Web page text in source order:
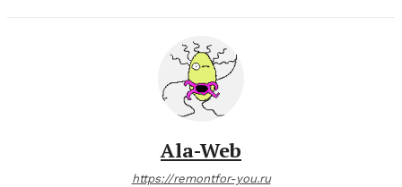
Ala-Web
https://remontfor-you.ru